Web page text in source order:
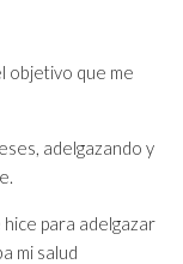
objetivo que me
adelgazando y
para adelgazar
mi salud